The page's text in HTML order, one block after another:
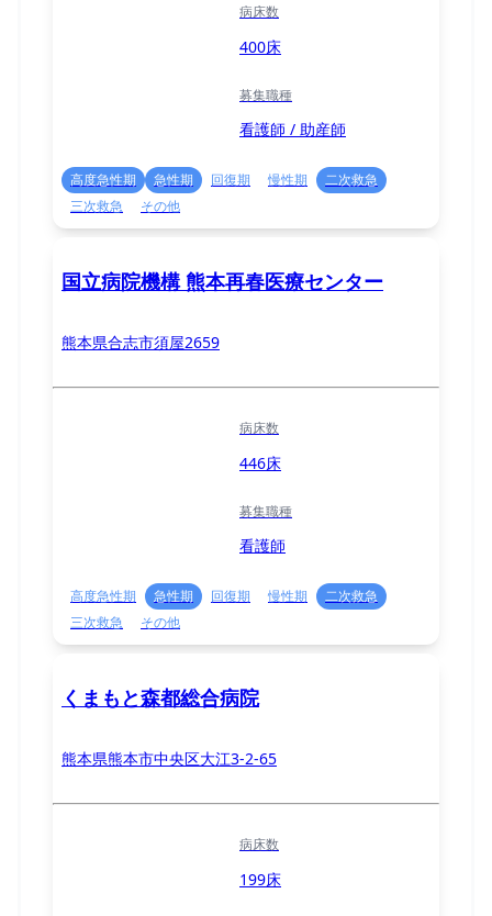
病床数
400床
募集職種
看護師 / 助産師
高度急性期 急性期 回復期 慢性期
二次救急
三次救急
その他
国立病院機構 熊本再春医療センター
熊本県合志市須屋2659
病床数
446床
募集職種
看護師
高度急性期 急性期 回復期 慢性期
二次救急
三次救急
その他
くまもと森都総合病院
熊本県熊本市中央区大江3-2-65
病床数
199床